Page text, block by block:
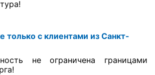
только с клиентами из Санкт-
не ограничена границами